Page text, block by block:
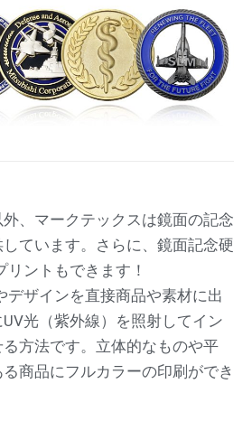
、マークテックスは鏡面の記念
ています。さらに、鏡面記念硬
ントもできます！
デザインを直接商品や素材に出
光（紫外線）を照射してイン
方法です。立体的なものや平
商品にフルカラーの印刷ができ